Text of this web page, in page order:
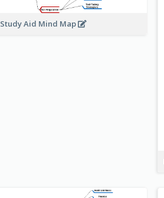
Study Aid Mind Map